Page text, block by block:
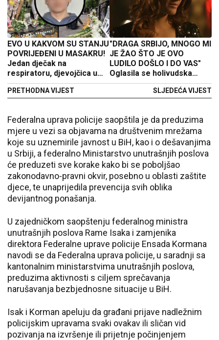
EVO U KAKVOM SU STANJU
POVRIJEĐENI U MASAKRU!
Jedan dječak na
respiratoru, djevojčica u
kritičnom stanju
PRETHODNA VIJEST
"DRAGA SRBIJO, MNOGO MI
JE ŽAO ŠTO JE OVO
LUDILO DOŠLO I DO VAS"
Oglasila se holivudska
glumica nakon tragedije na
SLJEDEĆA VIJEST
Federalna uprava policije saopštila je da preduzima
mjere u vezi sa objavama na društvenim mrežama
koje su uznemirile javnost u BiH, kao i o dešavanjima
u Srbiji, a federalno Ministarstvo unutrašnjih poslova
će preduzeti sve korake kako bi se poboljšao
zakonodavno-pravni okvir, posebno u oblasti zaštite
djece, te unaprijedila prevencija svih oblika
devijantnog ponašanja.
U zajedničkom saopštenju federalnog ministra
unutrašnjih poslova Rame Isaka i zamjenika
direktora Federalne uprave policije Ensada Kormana
navodi se da Federalna uprava policije, u saradnji sa
kantonalnim ministarstvima unutrašnjih poslova,
preduzima aktivnosti s ciljem sprečavanja
narušavanja bezbjednosne situacije u BiH.
Isak i Korman apeluju da građani prijave nadležnim
policijskim upravama svaki ovakav ili sličan vid
pozivanja na izvršenje ili prijetnje počinjenjem